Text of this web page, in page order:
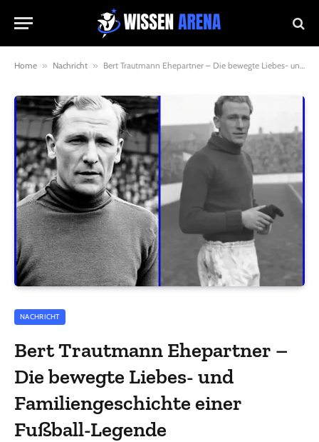
Home » Nachricht » Bert Trautmann Ehepartner – Die bewegte Liebes- und Familiengeschichte einer Fußball-Legende
NACHRICHT
Bert Trautmann Ehepartner –
Die bewegte Liebes- und
Familiengeschichte einer
Fußball-Legende